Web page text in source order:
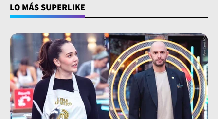
LO MÁS SUPERLIKE